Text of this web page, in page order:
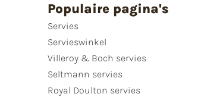
Populaire pagina's
Servies
Servieswinkel
Villeroy & Boch servies
Seltmann servies
Royal Doulton servies